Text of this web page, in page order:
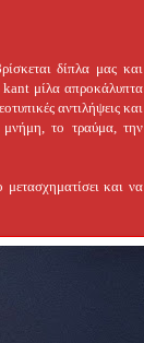
δίπλα μας και
kant μίλα απροκάλυπτα
αντιλήψεις και
μνήμη, το τραύμα, την
και να